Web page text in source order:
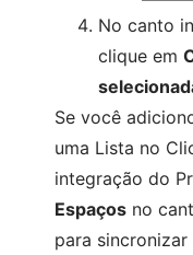
No canto
clique em
Se você
uma Lista no
integração do
Espaços no
para